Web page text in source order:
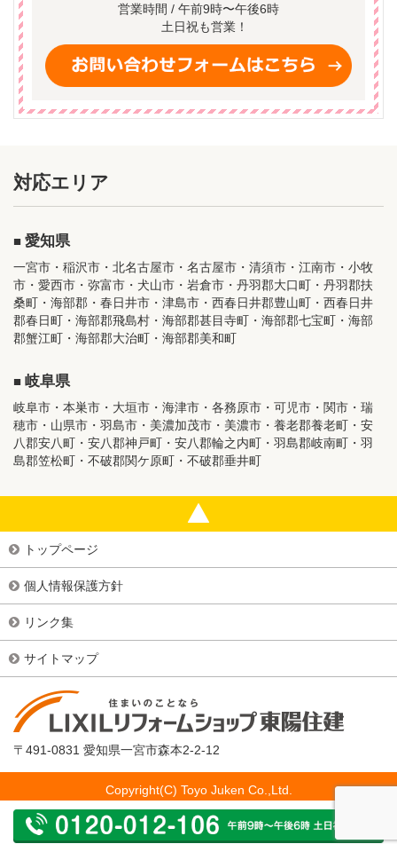
営業時間 / 午前9時〜午後6時
土日祝も営業！
対応エリア
愛知県
一宮市・稲沢市・北名古屋市・名古屋市・清須市・江南市・小牧
市・愛西市・弥富市・犬山市・岩倉市・丹羽郡大口町・丹羽郡扶
桑町・海部郡・春日井市・津島市・西春日井郡豊山町・西春日井
郡春日町・海部郡飛島村・海部郡甚目寺町・海部郡七宝町・海部
郡蟹江町・海部郡大治町・海部郡美和町
岐阜県
岐阜市・本巣市・大垣市・海津市・各務原市・可児市・関市・瑞
穂市・山県市・羽島市・美濃加茂市・美濃市・養老郡養老町・安
八郡安八町・安八郡神戸町・安八郡輪之内町・羽島郡岐南町・羽
島郡笠松町・不破郡関ケ原町・不破郡垂井町
トップページ
個人情報保護方針
リンク集
サイトマップ
〒491-0831 愛知県一宮市森本2-2-12
Copyright(C) Toyo Juken Co.,Ltd.